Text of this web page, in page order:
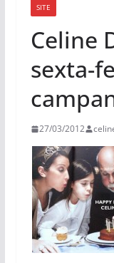
SITE
Celine
sexta-
27/03/2012